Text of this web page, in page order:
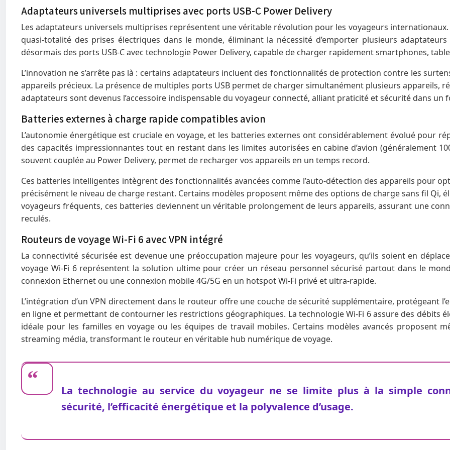
Adaptateurs universels multiprises avec ports USB-C Power Delivery
Les adaptateurs universels multiprises représentent une véritable révolution pour les voyageurs
quasi-totalité des prises électriques dans le monde, éliminant la nécessité d’emporter plusieurs
désormais des ports USB-C avec technologie Power Delivery, capable de charger rapidement smartphones,
L’innovation ne s’arrête pas là : certains adaptateurs incluent des fonctionnalités de protection contre les
appareils précieux. La présence de multiples ports USB permet de charger simultanément plusieurs appareils,
adaptateurs sont devenus l’accessoire indispensable du voyageur connecté, alliant praticité et sécurité dans
Batteries externes à charge rapide compatibles avion
L’autonomie énergétique est cruciale en voyage, et les batteries externes ont considérablement évolué pour
des capacités impressionnantes tout en restant dans les limites autorisées en cabine d’avion (généralement
souvent couplée au Power Delivery, permet de recharger vos appareils en un temps record.
Ces batteries intelligentes intègrent des fonctionnalités avancées comme l’auto-détection des appareils pour
précisément le niveau de charge restant. Certains modèles proposent même des options de charge sans fil Qi,
voyageurs fréquents, ces batteries deviennent un véritable prolongement de leurs appareils, assurant une
reculés.
Routeurs de voyage Wi-Fi 6 avec VPN intégré
La connectivité sécurisée est devenue une préoccupation majeure pour les voyageurs, qu’ils soient en
voyage Wi-Fi 6 représentent la solution ultime pour créer un réseau personnel sécurisé partout dans le
connexion Ethernet ou une connexion mobile 4G/5G en un hotspot Wi-Fi privé et ultra-rapide.
L’intégration d’un VPN directement dans le routeur offre une couche de sécurité supplémentaire, protégeant
en ligne et permettant de contourner les restrictions géographiques. La technologie Wi-Fi 6 assure des débits
idéale pour les familles en voyage ou les équipes de travail mobiles. Certains modèles avancés proposent
streaming média, transformant le routeur en véritable hub numérique de voyage.
La technologie au service du voyageur ne se limite plus à la simple
sécurité, l’efficacité énergétique et la polyvalence d’usage.